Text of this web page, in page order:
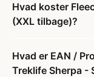
Hvad koster
(XXL tilbage)?
Hvad er EAN /
Treklife Sherpa -